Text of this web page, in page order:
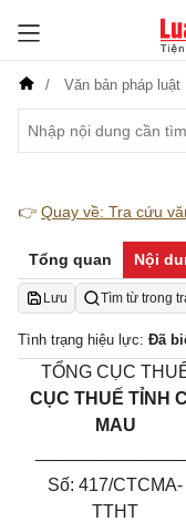
Văn bản pháp luật
👉 Quay về: Tra cứu
Tổng quan Nội
Lưu Tìm từ trong
Tình trạng hiệu lực: Đã
TỔNG CỤC THU
CỤC THU Ế TỈNH
MAU
Số: 417/CTCMA-
TTHT